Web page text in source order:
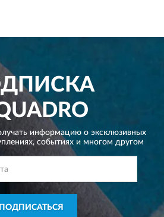
информацию о эксклюзивных
событиях и многом другом
ПОДПИСАТЬСЯ